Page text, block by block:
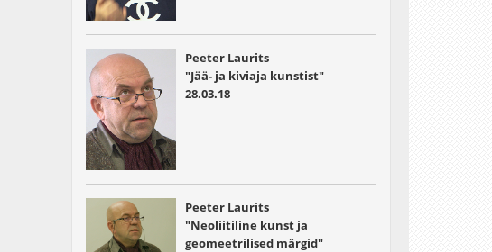
Peeter Laurits
"Jää- ja kiviaja kunstist"
28.03.18
Peeter Laurits
"Neoliitiline kunst ja
geomeetrilised märgid"